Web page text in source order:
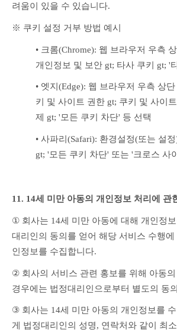
려움이 있을 수 있습니다.
※ 쿠키 설정 거부 방법 예시
• 크롬(Chrome): 웹 브라우저 우측
개인정보 및 보안 gt; 타사 쿠키 gt; '
• 엣지(Edge): 웹 브라우저 우측 상
키 및 사이트 권한 gt; 쿠키 및 사이
제 gt; '모든 쿠키 차단' 등 선택
• 사파리(Safari): 환경설정(또는 설
gt; '모든 쿠키 차단' 또는 '크로스 사
11. 14세 미만 아동의 개인정보 처리에 관
① 회사는 14세 미만 아동에 대해 개인정
대리인의 동의를 얻어 해당 서비스 수행에
인정보를 수집합니다.
② 회사의 서비스 관련 홍보를 위해 아동
경우에는 법정대리인으로부터 별도의 동
③ 회사는 14세 미만 아동의 개인정보를
게 법정대리인의 성명, 연락처와 같이 최